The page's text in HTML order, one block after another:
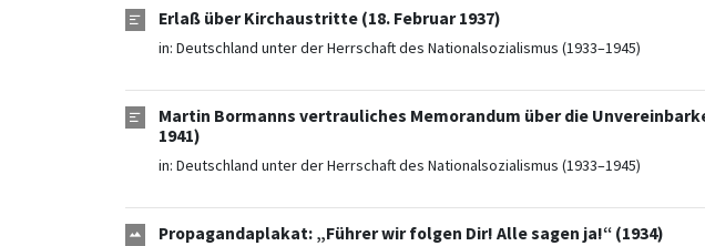
Erlaß über Kirchaustritte (18. Februar 1937)
in: Deutschland unter der Herrschaft des Nationalsozialismus (1933–1945)
Martin Bormanns vertrauliches Memorandum über die
1941)
in: Deutschland unter der Herrschaft des Nationalsozialismus (1933–1945)
Propagandaplakat: „Führer wir folgen Dir! Alle sagen ja!“ (1934)